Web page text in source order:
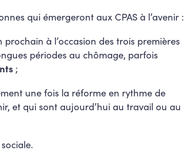
qui émergeront aux CPAS à l’avenir :
à l’occasion des trois premières
périodes au chômage, parfois
;
une fois la réforme en rythme de
et qui sont aujourd’hui au travail ou au